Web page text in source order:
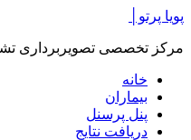
پرش
محتوا
پویا پرتو│
مرکز تخصصی تصویربرداری
خانه
بیماران
پنل پرسنل
دریافت نتایج